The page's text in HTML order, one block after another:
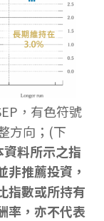
，有色符號
方向；(下
資料所示之指
非推薦投資，
指數或所持有
率，亦不代表